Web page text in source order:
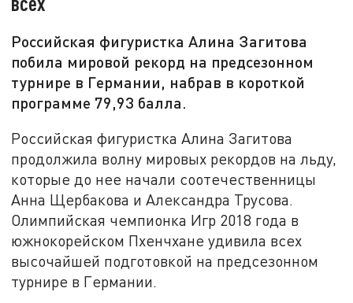
Российская фигуристка Алина Загитова
побила мировой рекорд на предсезонном
турнире в Германии, набрав в короткой
программе 79,93 балла.
Российская фигуристка Алина Загитова
продолжила волну мировых рекордов на льду,
которые до нее начали соотечественницы
Анна Щербакова и Александра Трусова.
Олимпийская чемпионка Игр 2018 года в
южнокорейском Пхенчхане удивила всех
высочайшей подготовкой на предсезонном
турнире в Германии.